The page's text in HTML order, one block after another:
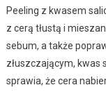
Peeling z kwasem
z cerą tłustą i
sebum, a także
złuszczającym, kwas
sprawia, że cera